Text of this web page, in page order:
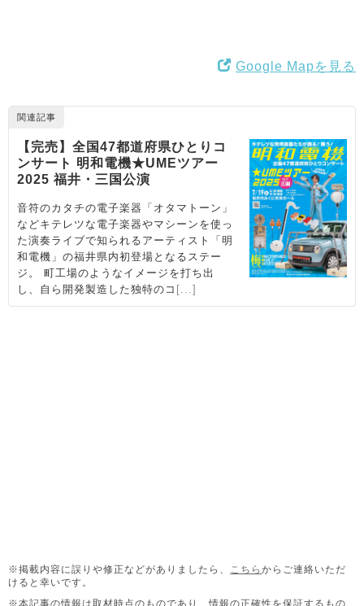
Google Mapを見る
※掲載内容に誤りや修正などがありましたら、 こちら からご連絡いただ
けると幸いです。
※本記事の情報は取材時点のものであり、情報の正確性を保証するもの